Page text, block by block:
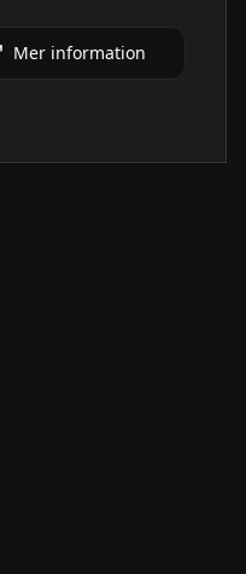
Mer information